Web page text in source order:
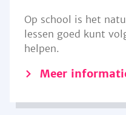
Op school is het
lessen goed kunt
helpen.
Meer